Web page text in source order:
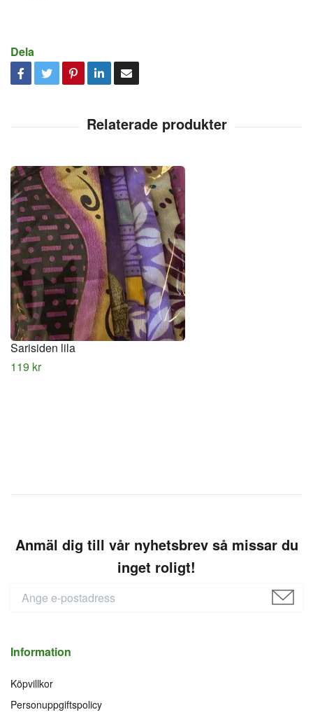
Dela
Sarisiden lila
119 kr
Anmäl dig till vår nyhetsbrev så missar du
inget roligt!
Information
Köpvillkor
Personuppgiftspolicy